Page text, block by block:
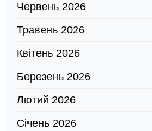
Червень 2026
Травень 2026
Квітень 2026
Березень 2026
Лютий 2026
Січень 2026